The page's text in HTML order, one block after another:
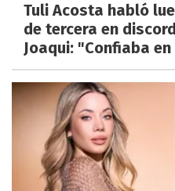
Tuli Acosta habló
de tercera en
Joaqui: "Confiaba en